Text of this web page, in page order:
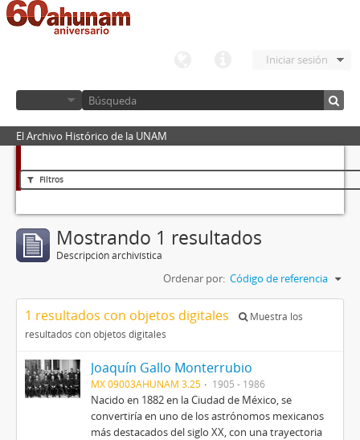
Iniciar sesión
El Archivo Histórico de la UNAM
Filtros
Mostrando 1 resultados
Descripción archivística
Ordenar por: Código de referencia
1 resultados con objetos digitales
Muestra los
resultados con objetos digitales
Joaquín Gallo Monterrubio
MX 09003AHUNAM 3.25 1905 - 1986
Nacido en 1882 en la Ciudad de México, se
convertiría en uno de los astrónomos mexicanos
más destacados del siglo XX, con una trayectoria